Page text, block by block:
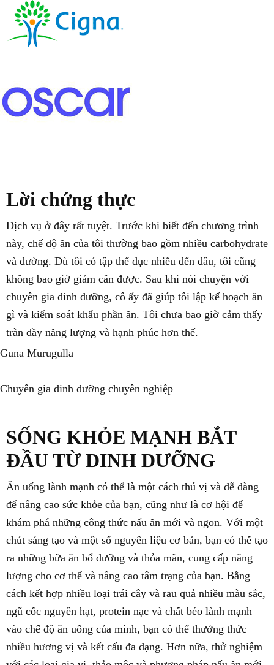
Lời chứng thực
Dịch vụ ở đây rất tuyệt. Trước khi biết đến chương trình
này, chế độ ăn của tôi thường bao gồm nhiều carbohydrate
và đường. Dù tôi có tập thể dục nhiều đến đâu, tôi cũng
không bao giờ giảm cân được. Sau khi nói chuyện với
chuyên gia dinh dưỡng, cô ấy đã giúp tôi lập kế hoạch ăn
gì và kiểm soát khẩu phần ăn. Tôi chưa bao giờ cảm thấy
tràn đầy năng lượng và hạnh phúc hơn thế.
Guna Murugulla
Chuyên gia dinh dưỡng chuyên nghiệp
SỐNG KHỎE MẠNH BẮT
ĐẦU TỪ DINH DƯỠNG
Ăn uống lành mạnh có thể là một cách thú vị và dễ dàng
để nâng cao sức khỏe của bạn, cũng như là cơ hội để
khám phá những công thức nấu ăn mới và ngon. Với một
chút sáng tạo và một số nguyên liệu cơ bản, bạn có thể tạo
ra những bữa ăn bổ dưỡng và thỏa mãn, cung cấp năng
lượng cho cơ thể và nâng cao tâm trạng của bạn. Bằng
cách kết hợp nhiều loại trái cây và rau quả nhiều màu sắc,
ngũ cốc nguyên hạt, protein nạc và chất béo lành mạnh
vào chế độ ăn uống của mình, bạn có thể thưởng thức
nhiều hương vị và kết cấu đa dạng. Hơn nữa, thử nghiệm